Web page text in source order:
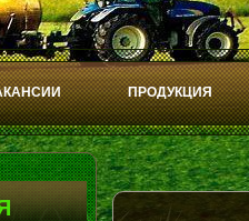
ПРОДУКЦИЯ